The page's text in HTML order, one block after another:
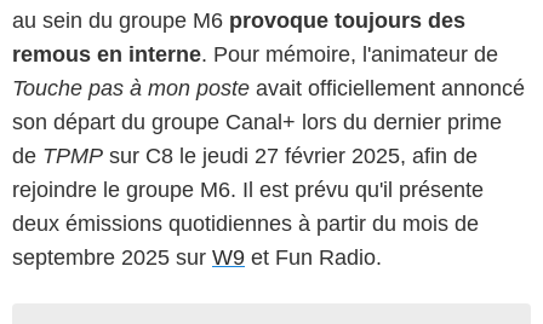
au sein du groupe M6 provoque toujours des
remous en interne. Pour mémoire, l'animateur de
Touche pas à mon poste avait officiellement annoncé
son départ du groupe Canal+ lors du dernier prime
de TPMP sur C8 le jeudi 27 février 2025, afin de
rejoindre le groupe M6. Il est prévu qu'il présente
deux émissions quotidiennes à partir du mois de
septembre 2025 sur W9 et Fun Radio.